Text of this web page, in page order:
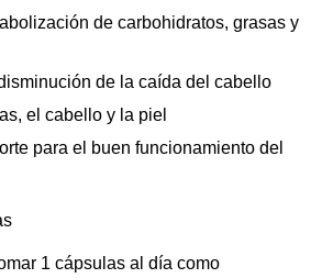
de carbohidratos, grasas y
de la caída del cabello
el cabello y la piel
para el buen funcionamiento del
1 cápsulas al día como